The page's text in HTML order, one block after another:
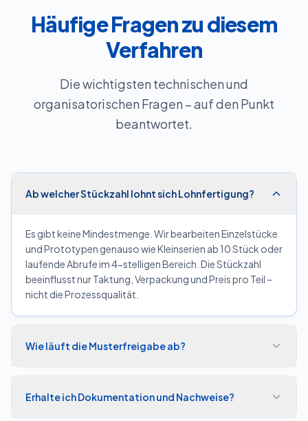
Häufige Fragen zu diesem
Verfahren
Die wichtigsten technischen und
organisatorischen Fragen – auf den Punkt
beantwortet.
Ab welcher Stückzahl lohnt sich Lohnfertigung?
Es gibt keine Mindestmenge. Wir bearbeiten Einzelstücke
und Prototypen genauso wie Kleinserien ab 10 Stück oder
laufende Abrufe im 4-stelligen Bereich. Die Stückzahl
beeinflusst nur Taktung, Verpackung und Preis pro Teil –
nicht die Prozessqualität.
Wie läuft die Musterfreigabe ab?
Erhalte ich Dokumentation und Nachweise?